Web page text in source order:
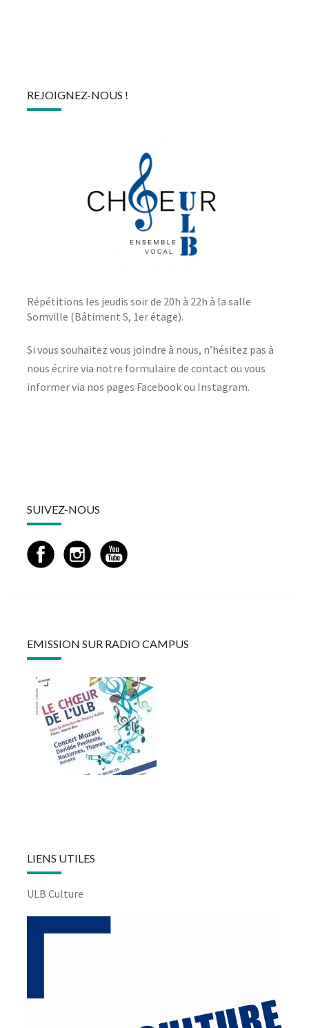
REJOIGNEZ-NOUS !
Répétitions les jeudis soir de 20h à 22h à la salle
Somville (Bâtiment S, 1er étage).
Si vous souhaitez vous joindre à nous, n’hésitez pas à
nous écrire via notre formulaire de contact ou vous
informer via nos pages Facebookou Instagram.
SUIVEZ-NOUS
EMISSION SUR RADIO CAMPUS
LIENS UTILES
ULB Culture